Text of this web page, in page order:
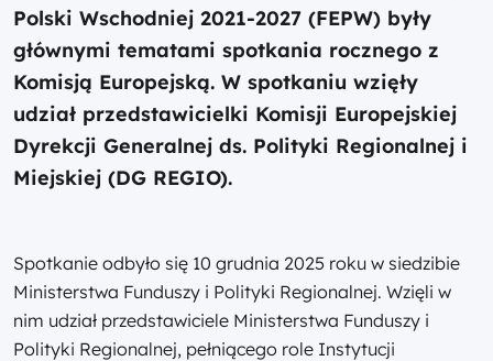
Polski Wschodniej 2021-2027 (FEPW) były
głównymi tematami spotkania rocznego z
Komisją Europejską. W spotkaniu wzięły
udział przedstawicielki Komisji Europejskiej
Dyrekcji Generalnej ds. Polityki Regionalnej i
Miejskiej (DG REGIO).
Spotkanie odbyło się 10 grudnia 2025 roku w siedzibie
Ministerstwa Funduszy i Polityki Regionalnej. Wzięli w
nim udział przedstawiciele Ministerstwa Funduszy i
Polityki Regionalnej, pełniącego role Instytucji